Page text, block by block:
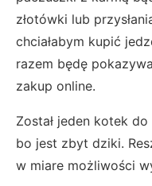
złotówki lub
chciałabym kupić
razem będę
zakup online.
Został jeden kotek
bo jest zbyt dziki.
w miare możliwości